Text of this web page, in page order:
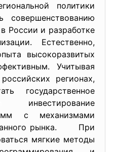
политики
совершенствованию
России и разработке
Естественно,
высокоразвитых
Учитывая
регионах,
государственное
с механизмами
рынка. При
мягкие методы